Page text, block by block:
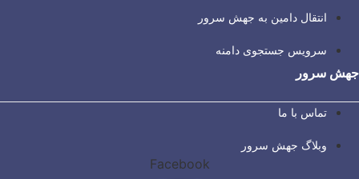
انتقال دامین به جهش سرور
سرویس جستجوی دامنه
جهش سرور
تماس با ما
وبلاگ جهش سرور
Facebook